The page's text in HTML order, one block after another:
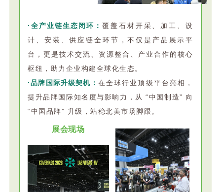
·全产业链生态闭环： 覆盖石材开采、加工、设
计、安装、供应链全环节，不仅是产品展示平
台，更是技术交流、资源整合、产业合作的核心
枢纽，助力企业构建全球化生态。
·品牌国际升级契机： 在全球行业顶级平台亮相，
提升品牌国际知名度与影响力，从 “中国制造” 向
“中国品牌” 升级，站稳北美市场脚跟。
展会现场